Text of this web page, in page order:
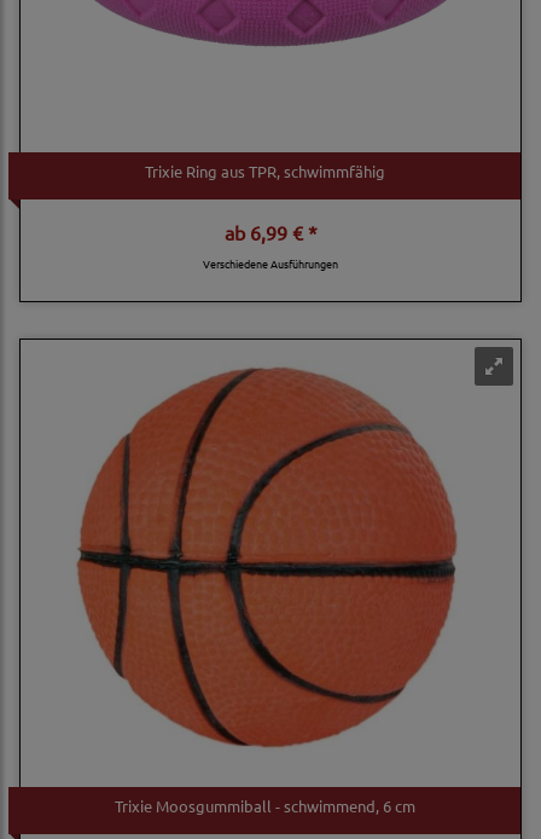
Trixie Ring aus TPR, schwimmfähig
ab6,99 € *
Verschiedene Ausführungen
Trixie Moosgummiball - schwimmend, 6 cm